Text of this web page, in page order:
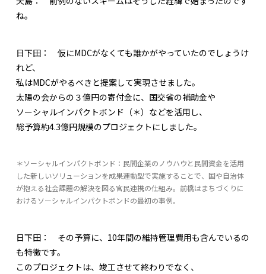
ね。
日下田： 仮にMDCがなくても誰かがやっていたのでしょうけ
れど、
私はMDCがやるべきと提案して実現させました。
太陽の会からの３億円の寄付金に、国交省の補助金や
ソーシャルインパクトボンド（＊）などを活用し、
総予算約4.3億円規模のプロジェクトにしました。
＊ソーシャルインパクトボンド：民間企業のノウハウと民間資金を活用
した新しいソリューションを成果連動型で実施することで、国や自治体
が抱える社会課題の解決を図る官民連携の仕組み。前橋はまちづくりに
おけるソーシャルインパクトボンドの最初の事例。
日下田： その予算に、10年間の維持管理費用も含んでいるの
も特徴です。
このプロジェクトは、竣工させて終わりでなく、